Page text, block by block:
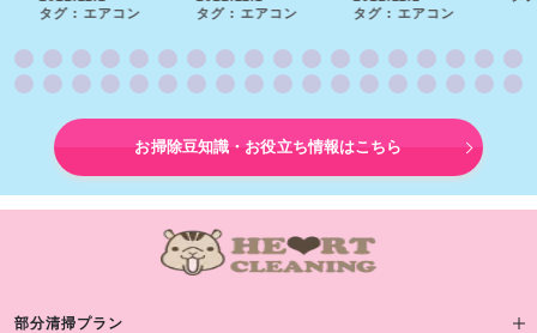
タグ : エアコン
タグ : エアコン
タグ : エアコン
お掃除豆知識・お役立ち情報はこちら
部分清掃プラン